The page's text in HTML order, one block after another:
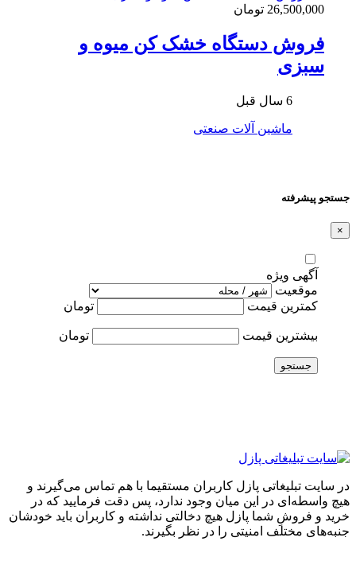
26,500,000 تومان
فروش دستگاه خشک کن میوه و
سبزی
6 سال قبل
ماشین آلات صنعتی
جستجو پیشرفته
×
آگهی ویژه
موقعیت
کمترین قیمت
تومان
بیشترین قیمت تومان
جستجو
در سایت تبلیغاتی پازل کاربران مستقیما با هم تماس می‌گیرند و
هیچ واسطه‌ای در این میان وجود ندارد، پس دقت فرمایید که در
خرید و فروشِ شما پازل هیچ دخالتی نداشته و کاربران باید خودشان
جنبه‌های مختلف امنیتی را در نظر بگیرند.